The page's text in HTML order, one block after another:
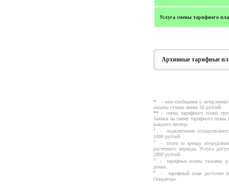
Услуга смены тарифного
Архивные тарифные
* - sms-сообщение о
оплаты суммы менее 50 рублей.
** - смена тарифного плана
Заявки на смену тарифного
каждого месяца.
- подключение
1000 рублей.
2
- плата за аренду
расчетного периода. Услуга
2000 рублей.
3
- тарифные планы указаны
домах.
4
- тарифный план доступен
Оператора.